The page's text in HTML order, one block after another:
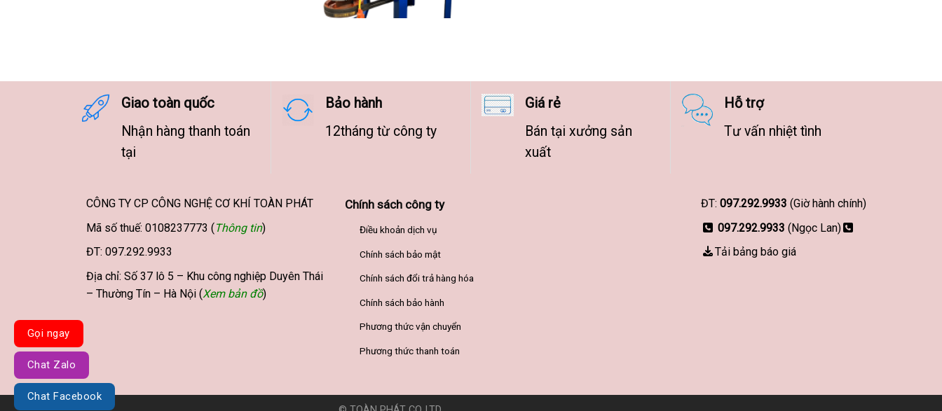
Giao toàn quốc
Nhận hàng thanh toán
tại
Bảo hành
12tháng từ công ty
Giá rẻ
Bán tại xưởng sản
xuất
Hỗ trợ
Tư vấn nhiệt tình
CÔNG TY CP CÔNG NGHỆ CƠ KHÍ TOÀN PHÁT
Mã số thuế: 0108237773 (Thông tin)
ĐT: 097.292.9933
Địa chỉ: Số 37 lô 5 – Khu công nghiệp Duyên Thái
– Thường Tín – Hà Nội (Xem bản đồ)
Chính sách công ty
Điều khoản dịch vụ
Chính sách bảo mật
Chính sách đổi trả hàng hóa
Chính sách bảo hành
Phương thức vận chuyển
Phương thức thanh toán
ĐT:097.292.9933 (Giờ hành chính)
097.292.9933 (Ngọc Lan)
Tải bảng báo giá
Gọi ngay
Chat Zalo
Chat Facebook